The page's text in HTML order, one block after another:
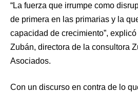
“La fuerza que irrumpe como
de primera en las primarias y la
capacidad de crecimiento”,
Zubán, directora de la consultora
Asociados.
Con un discurso en contra de lo